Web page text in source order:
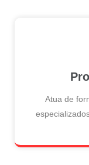
Atua de